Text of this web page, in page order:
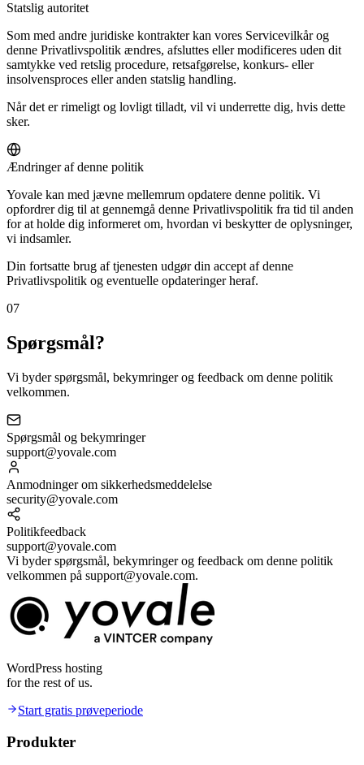
Statslig autoritet
Som med andre juridiske kontrakter kan vores Servicevilkår og
denne Privatlivspolitik ændres, afsluttes eller modificeres uden dit
samtykke ved retslig procedure, retsafgørelse, konkurs- eller
insolvensproces eller anden statslig handling.
Når det er rimeligt og lovligt tilladt, vil vi underrette dig, hvis dette
sker.
Ændringer af denne politik
Yovale kan med jævne mellemrum opdatere denne politik. Vi
opfordrer dig til at gennemgå denne Privatlivspolitik fra tid til anden
for at holde dig informeret om, hvordan vi beskytter de oplysninger,
vi indsamler.
Din fortsatte brug af tjenesten udgør din accept af denne
Privatlivspolitik og eventuelle opdateringer heraf.
07
Spørgsmål?
Vi byder spørgsmål, bekymringer og feedback om denne politik
velkommen.
Spørgsmål og bekymringer
support@yovale.com
Anmodninger om sikkerhedsmeddelelse
security@yovale.com
Politikfeedback
support@yovale.com
Vi byder spørgsmål, bekymringer og feedback om denne politik
velkommen på support@yovale.com.
WordPress hosting
for the rest of us.
Start gratis prøveperiode
Produkter